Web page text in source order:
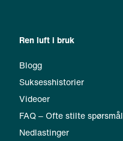
Ren luft i bruk
Blogg
Suksesshistorier
Videoer
FAQ ‒ Ofte stilte spørsmål
Nedlastinger